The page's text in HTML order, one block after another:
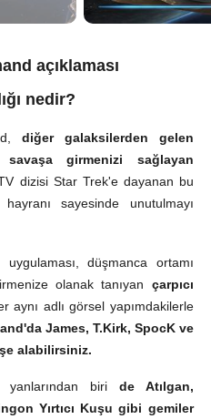
açıklaması
nedir?
diğer galaksilerden gelen
girmenizi sağlayan
dizisi Star Trek'e dayanan bu
sayesinde unutulmayı
düşmanca ortamı
olanak tanıyan çarpıcı
aynı adlı görsel yapımdakilerle
James, T.Kirk, SpocK ve
alabilirsiniz.
yanlarından biri de Atılgan,
Yırtıcı Kuşu gibi gemiler